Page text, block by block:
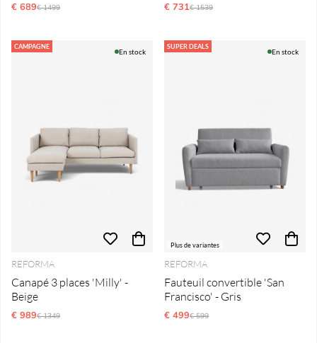
€ 689Prix régulier:
€ 1499 € 731Prix régulier:
€ 1539
CAMPAGNE
En stock
REFORMA
Canapé 3 places 'Milly' -
Beige
€ 989Prix régulier:
€ 1349
SUPER DEALS
Plus de variantes
En stock
REFORMA
Fauteuil convertible 'San
Francisco' - Gris
€ 499Prix régulier:
€ 599